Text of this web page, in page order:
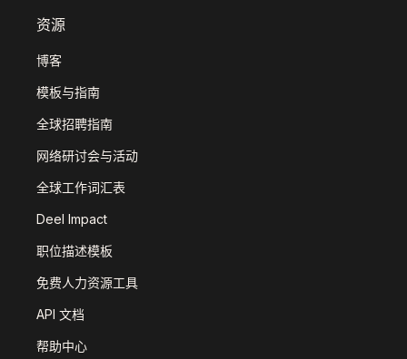
资源
博客
模板与指南
全球招聘指南
网络研讨会与活动
全球工作词汇表
Deel Impact
职位描述模板
免费人力资源工具
API 文档
帮助中心